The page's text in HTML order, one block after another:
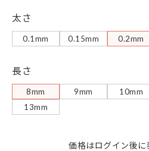
太さ
0.1mm 0.15mm 0.2mm
長さ
8mm 9mm 10mm
13mm
価格はログイン後に